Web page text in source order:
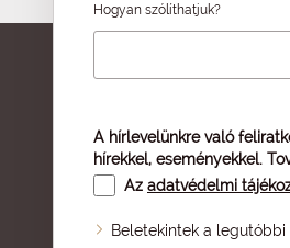
Hogyan szólíthatjuk?
A hírlevelünkre való
hírekkel, eseményekkel.
Az adatvédelmi
Beletekintek a